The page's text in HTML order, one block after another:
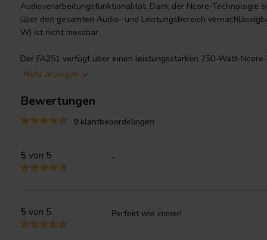
Audioverarbeitungsfunktionalität. Dank der Ncore-Technologie
über den gesamten Audio- und Leistungsbereich
W) ist nicht messbar.
Der FA251 verfügt über einen leistungsstarken 250-Watt-
Eingangsoptionen gewährleistet die Kompatibilität mit den
FusionAmp an. Mit dem
für die Fernsteuerung erweitern. Aufgrund der
luftdicht.
Um Ihre wertvollen Treiber zu schützen, enthält der DSP ab
mithilfe der Hypex Filter Design (HFD)-Software konfiguriert und
15 Biquads pro Verstärker
Drei wählbare Voreinstellungen für Filter
Mehr anzeigen
Bewertungen
9 klantbeoordelingen
5von 5 -
5von 5 Perfekt wie immer!